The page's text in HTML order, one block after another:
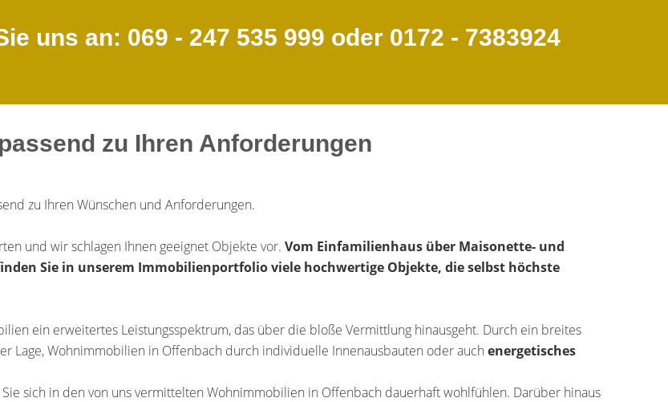
uns an: 069 - 247 535 999 oder 0172 - 7383924
zu Ihren Anforderungen
zu Ihren Wünschen und Anforderungen.
und wir schlagen Ihnen geeignet Objekte vor. Vom Einfamilienhaus über Maisonette- und
Sie in unserem Immobilienportfolio viele hochwertige Objekte, die selbst höchste
ein erweitertes Leistungsspektrum, das über die bloße Vermittlung hinausgeht. Durch ein breites
Lage, Wohnimmobilien in Offenbach durch individuelle Innenausbauten oder auch energetisches
sich in den von uns vermittelten Wohnimmobilien in Offenbach dauerhaft wohlfühlen. Darüber hinaus